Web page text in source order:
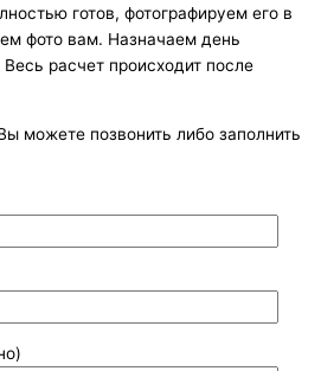
готов, фотографируем его в
фото вам. Назначаем день
расчет происходит после
можете позвонить либо заполнить